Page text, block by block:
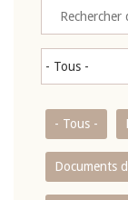
- Tous -
Documents